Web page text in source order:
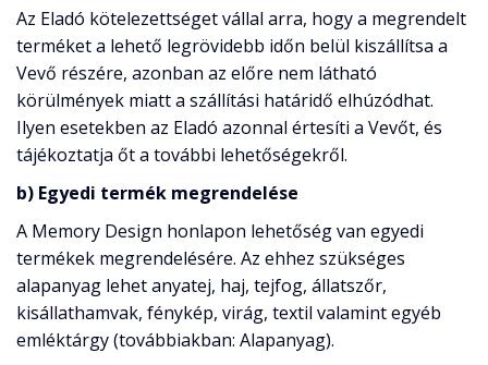
Az Eladó kötelezettséget vállal arra, hogy a megrendelt
terméket a lehető legrövidebb időn belül kiszállítsa a
Vevő részére, azonban az előre nem látható
körülmények miatt a szállítási határidő elhúzódhat.
Ilyen esetekben az Eladó azonnal értesíti a Vevőt, és
tájékoztatja őt a további lehetőségekről.
b) Egyedi termék megrendelése
A Memory Design honlapon lehetőség van egyedi
termékek megrendelésére. Az ehhez szükséges
alapanyag lehet anyatej, haj, tejfog, állatszőr,
kisállathamvak, fénykép, virág, textil valamint egyéb
emléktárgy (továbbiakban: Alapanyag).